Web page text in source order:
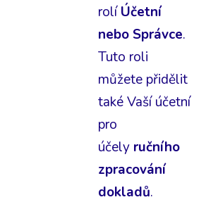
rolí Účetní
nebo Správce.
Tuto roli
můžete přidělit
také Vaší účetní
pro
účely ručního
zpracování
dokladů.